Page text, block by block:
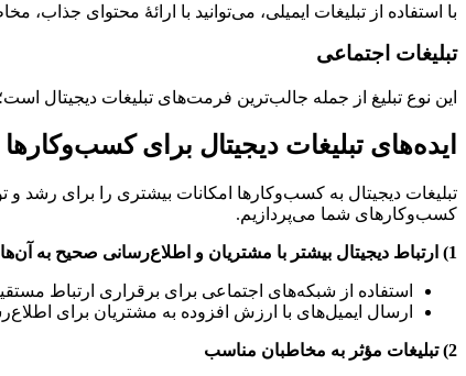
با استفاده از تبلیغات ایمیلی، می‌توانید با ارائۀ محتوای
تبلیغات اجتماعی
این نوع تبلیغ از جمله جالب‌ترین فرمت‌های تبلیغات دیجیتال
ایده‌های تبلیغات دیجیتال برای کسب‌وکارها
کسب‌و‌کارهای شما می‌پردازیم.
1) ارتباط دیجیتال بیشتر با مشتریان و اطلاع‌رسانی صحیح به آن‌ها
استفاده از شبکه‌های اجتماعی برای برقراری ارتباط
ارسال ایمیل‌های با ارزش افزوده به مشتریان برای
2) تبلیغات مؤثر به مخاطبان مناسب